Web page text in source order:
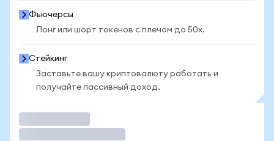
Фьючерсы
Лонг или шорт токенов с плечом до 50x.
Стейкинг
Заставьте вашу криптовалюту работать и
получайте пассивный доход.